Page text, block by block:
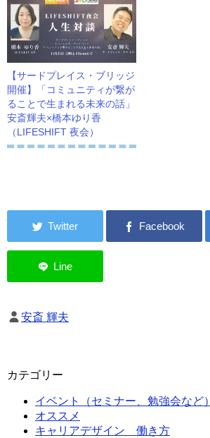
【サードプレイス・ブリッジ
開催】「コミュニティが繋が
ることで生まれる未来の話」
安斎輝夫×橋本ゆり香
（LIFESHIFT 夜会）
安斎 輝夫
カテゴリー
イベント（セミナー、勉強会など）
オススメ
キャリアデザイン 働き方